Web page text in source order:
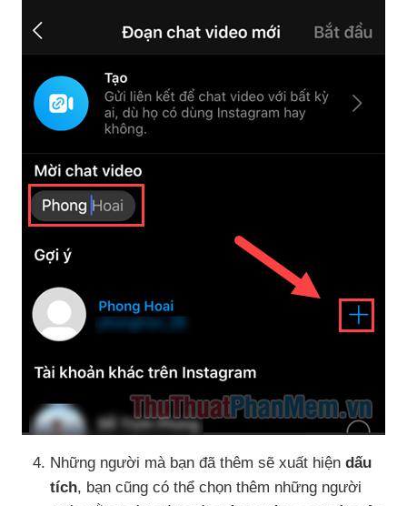
Những người mà bạn đã thêm sẽ xuất hiện dấu
tích, bạn cũng có thể chọn thêm những người